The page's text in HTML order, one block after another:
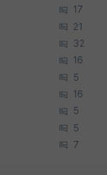
17
21
32
16
5
16
5
5
7